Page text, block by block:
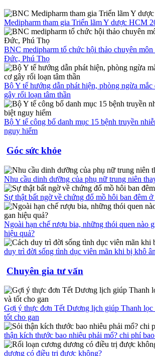
Medipharm tham gia Triển lãm Y dược HCM
BNC medipharm tổ chức hội thảo chuyên
Đức, Phú Thọ
Bộ Y tế hướng dẫn phát hiện, phòng ngừa
gây rối loạn tâm thần
Bộ Y tế công bố danh mục 15 bệnh truyền
nguy hiểm
Góc sức khỏe
Nhu cầu dinh dưỡng của phụ nữ trung niên
Sự thật bất ngờ về chứng đổ mồ hôi ban đêm
Ngoài hạn chế rượu bia, những thói quen nào
hiệu quả?
duy trì đời sống tình dục viên mãn khi bị khô
Chuyên gia tư vấn
Gợi ý thực đơn Tết Dương lịch giúp Thanh lọc
tốt cho gan
thận kích thước bao nhiêu phải mổ? chi phí
dương có điều trị được không?